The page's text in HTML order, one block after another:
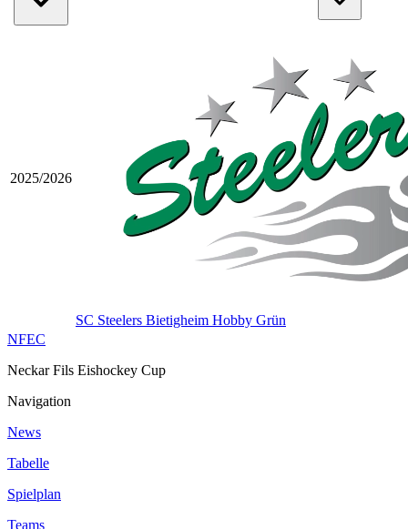
2025/2026
SC Steelers Bietigheim Hobby Grün
NFEC
Neckar Fils Eishockey Cup
Navigation
News
Tabelle
Spielplan
Teams